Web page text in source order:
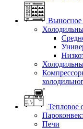
Выносное
Тепловое
Печи